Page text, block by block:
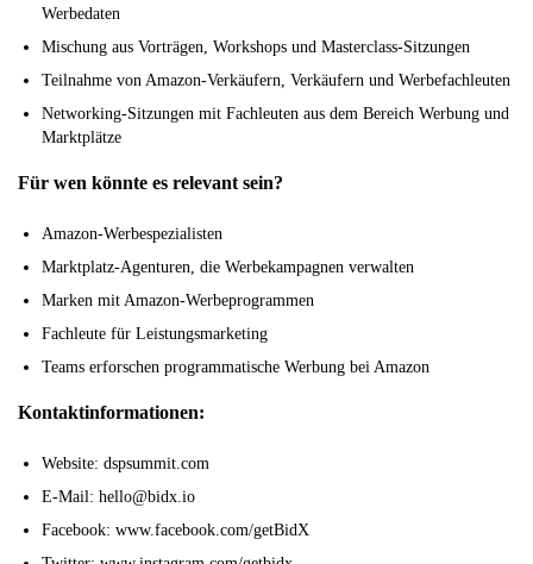
Werbedaten
Mischung aus Vorträgen, Workshops und Masterclass-Sitzungen
Teilnahme von Amazon-Verkäufern, Verkäufern und Werbefachleuten
Networking-Sitzungen mit Fachleuten aus dem Bereich Werbung und
Marktplätze
Für wen könnte es relevant sein?
Amazon-Werbespezialisten
Marktplatz-Agenturen, die Werbekampagnen verwalten
Marken mit Amazon-Werbeprogrammen
Fachleute für Leistungsmarketing
Teams erforschen programmatische Werbung bei Amazon
Kontaktinformationen:
Website: dspsummit.com
E-Mail: hello@bidx.io
Facebook: www.facebook.com/getBidX